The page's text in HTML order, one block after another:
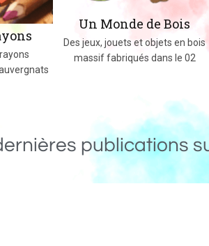
Un Monde de Bois
Des jeux, jouets et objets en bois
massif fabriqués dans le 02
publications